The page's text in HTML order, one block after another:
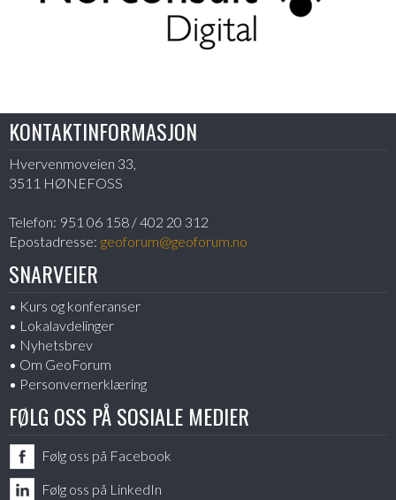
KONTAKTINFORMASJON
Hvervenmoveien 33,
3511 HØNEFOSS
Telefon: 951 06 158 / 402 20 312
Epostadresse: geoforum@geoforum.no
SNARVEIER
Kurs og konferanser
Lokalavdelinger
Nyhetsbrev
Om GeoForum
Personvernerklæring
FØLG OSS PÅ SOSIALE MEDIER
Følg oss på Facebook
Følg oss på LinkedIn